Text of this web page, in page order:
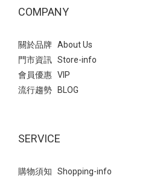
COMPANY
關於品牌 About Us
門市資訊 Store-info
會員優惠 VIP
流行趨勢 BLOG
SERVICE
購物須知 Shopping-info